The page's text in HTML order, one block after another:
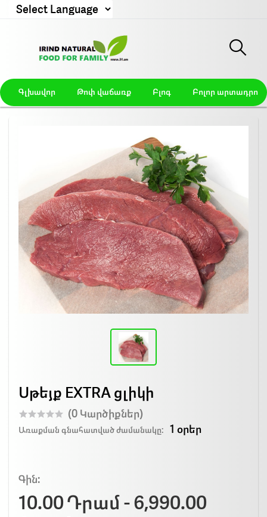
Գլխավոր Թոփ վաճառք Բլոգ Բոլոր
Սթեյք EXTRA ցլիկի
(0 Կարծիքներ)
Առաքման գնահատված ժամանակը: 1 օրեր
Գին:
10.00 Դրամ - 6,990.00